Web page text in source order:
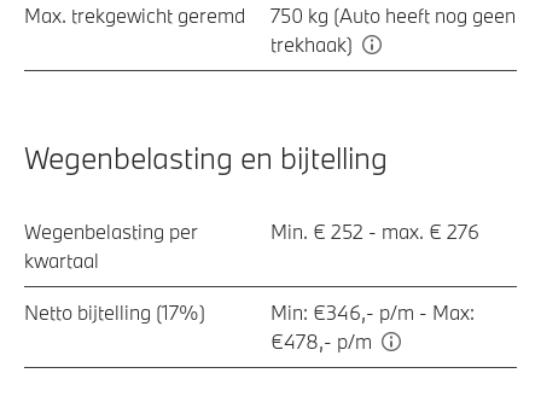
Max. trekgewicht geremd
750 kg (Auto heeft nog geen
trekhaak)
Wegenbelasting en bijtelling
Wegenbelasting per
kwartaal
Min. € 252 - max. € 276
Netto bijtelling (17%)
Min: €346,- p/m - Max:
€478,- p/m